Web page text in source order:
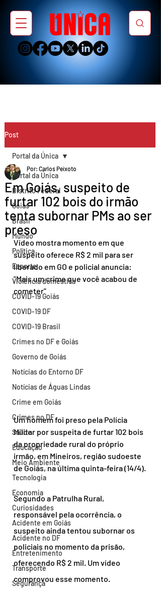
Post
Portal da Única
Distrito Federal
Goiás
Brasil
Mundo
Política
Esporte
Violência doméstica
COVID-19 Goiás
COVID-19 DF
COVID-19 Brasil
Crimes no DF e Goiás
Governo de Goiás
Notícias do Entorno DF
Notícias de Águas Lindas
Crime em Goiás
Crimes no DF
Saúde
Educação
Meio Ambiente
Tecnologia
Economia
Curiosidades
Acidente em Goiás
Acidente no DF
Entretenimento
Transporte
Segurança
Portal da Única
Em Goiás, suspeito de
furtar 102 bois do irmão
tenta subornar PMs ao ser
preso
Por: Carlos Peixoto
Vídeo mostra momento em que
suspeito oferece R$ 2 mil para ser
liberado em GO e policial anuncia:
"Mais um crime que você acabou de
cometer"
Um homem foi preso pela Polícia
Militar por suspeita de furtar 102 bois
da propriedade rural do próprio
irmão, em Mineiros, região sudoeste
de Goiás, na última quinta-feira (14/4).
Segundo a Patrulha Rural,
responsável pela ocorrência, o
suspeito ainda tentou subornar os
policiais no momento da prisão,
oferecendo R$ 2 mil. Um vídeo
comprovou esse momento.